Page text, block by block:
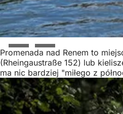
Promenada nad Renem to
(Rheingaustraße 152) lub
ma nic bardziej "miłego z